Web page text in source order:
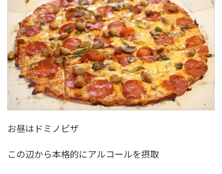
お昼はドミノピザ
この辺から本格的にアルコールを摂取